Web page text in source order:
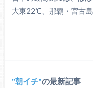
大東22℃、那覇・宮古
朝イチ の最新記事